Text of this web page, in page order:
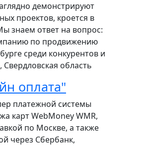
демонстрируют
проектов, кроется в
знаем ответ на вопрос:
по продвижению
среди конкурентов и
Свердловская область
оплата"
платежной системы
карт WebMoney WMR,
по Москве, а также
через Сбербанк,